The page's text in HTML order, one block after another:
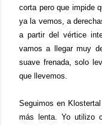
corta pero que impide
ya la vemos, a
a partir del vértice
vamos a llegar muy
suave frenada, solo
que llevemos.
Seguimos en
más lenta. Yo utilizo